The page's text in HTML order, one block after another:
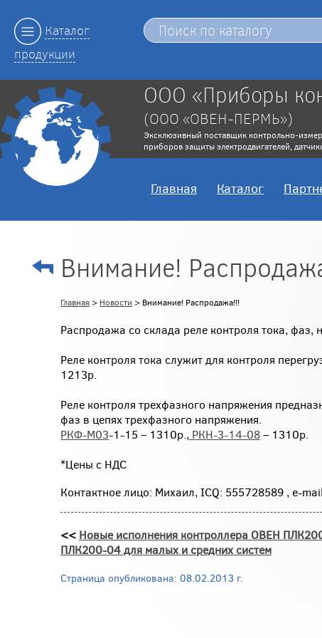
Каталог
продукции
ООО «Приборы
(ООО «ОВЕН-ПЕРМЬ»)
Эксклюзивный поставщик контрольно-
приборов защиты электродвигателей,
Главная Каталог
Внимание!
Главная > Новости > Внимание! Распродажа!!!
Распродажа со склада реле контроля тока, фаз,
Реле контроля тока служит для контроля
1213р.
Реле контроля трехфазного напряжения
фаз в цепях трехфазного напряжения.
РКФ-М03-1-15 – 1310р., РКН-3-14-08– 1310р.
*Цены с НДС
Контактное лицо: Михаил, ICQ: 555728589 , e-
<< Новые исполнения контроллера ОВЕН
ПЛК200-04 для малых и средних систем
Страница опубликована: 08.02.2013 г.